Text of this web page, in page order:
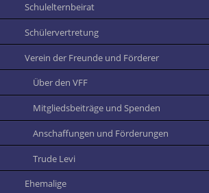
Schulelternbeirat
Schülervertretung
Verein der Freunde und Förderer
Über den VFF
Mitgliedsbeiträge und Spenden
Anschaffungen und Förderungen
Trude Levi
Ehemalige